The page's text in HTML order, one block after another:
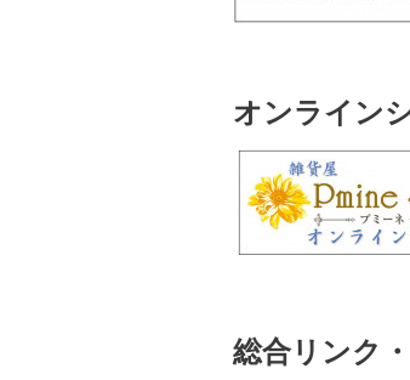
オンライン
総合リンク